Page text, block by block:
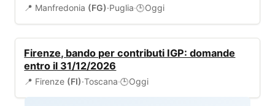
📍 Manfredonia (FG)·Puglia·🕒Oggi
Firenze, bando per contributi IGP: domande
entro il 31/12/2026
📍 Firenze (FI)·Toscana·🕒Oggi